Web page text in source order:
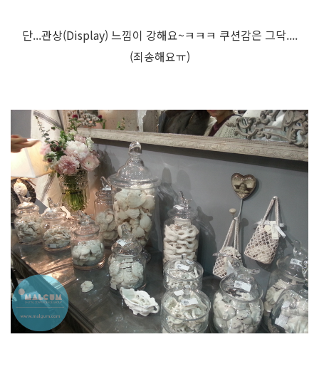
단...관상(Display) 느낌이 강해요~ㅋㅋㅋ 쿠션감은 그닥....
(죄송해요ㅠ)